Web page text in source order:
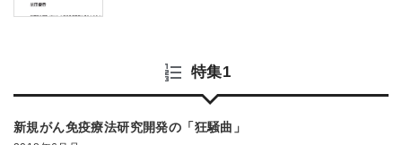
特集1
新規がん免疫療法研究開発の「狂騒曲」